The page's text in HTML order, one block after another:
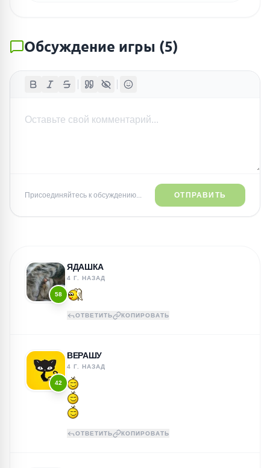
Обсуждение игры (5)
Присоединяйтесь к обсуждению... ОТПРАВИТЬ
58
ЯДАШКА
4 Г. НАЗАД
ОТВЕТИТЬ КОПИРОВАТЬ
42
ВЕРАШУ
4 Г. НАЗАД
ОТВЕТИТЬ КОПИРОВАТЬ